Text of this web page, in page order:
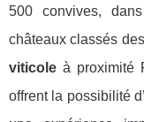
500 convives,
châteaux classés des
viticole à proximité
offrent la possibilité